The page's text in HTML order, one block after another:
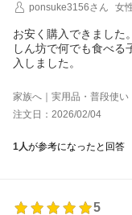
ponsuke3156さん
女
お安く購入できました
しん坊で何でも食べる
入しました。
家族へ｜実用品・普段使い
注文日：2026/02/04
1人が参考になったと回答
5